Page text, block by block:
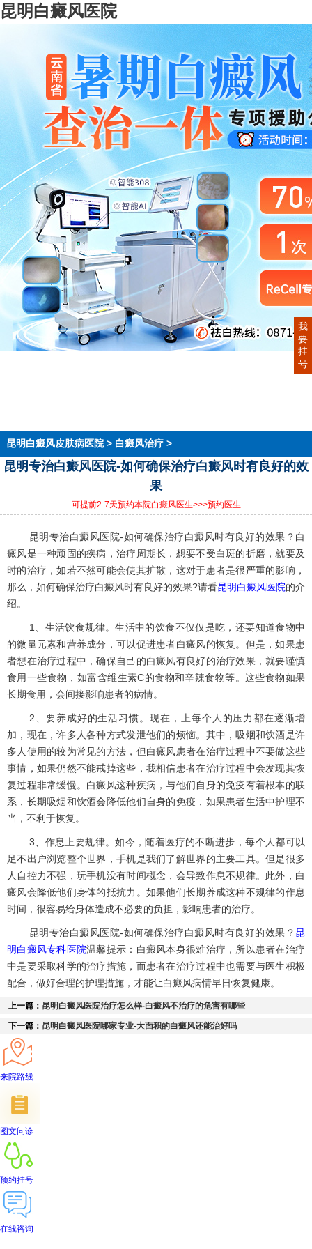
昆明白癜风医院
昆明白癜风皮肤病医院> 白癜风治疗>
昆明专治白癜风医院-如何确保治疗白癜风时有良好的效
果
可提前2-7天预约本院白癜风医生>>>预约医生
昆明专治白癜风医院-如何确保治疗白癜风时有良好的效果？白
癜风是一种顽固的疾病，治疗周期长，想要不受白斑的折磨，就要及
时的治疗，如若不然可能会使其扩散，这对于患者是很严重的影响，
那么，如何确保治疗白癜风时有良好的效果?请看昆明白癜风医院的介
绍。
1、生活饮食规律。生活中的饮食不仅仅是吃，还要知道食物中
的微量元素和营养成分，可以促进患者白癜风的恢复。但是，如果患
者想在治疗过程中，确保自己的白癜风有良好的治疗效果，就要谨慎
食用一些食物，如富含维生素C的食物和辛辣食物等。这些食物如果
长期食用，会间接影响患者的病情。
2、要养成好的生活习惯。现在，上每个人的压力都在逐渐增
加，现在，许多人各种方式发泄他们的烦恼。其中，吸烟和饮酒是许
多人使用的较为常见的方法，但白癜风患者在治疗过程中不要做这些
事情，如果仍然不能戒掉这些，我相信患者在治疗过程中会发现其恢
复过程非常缓慢。白癜风这种疾病，与他们自身的免疫有着根本的联
系，长期吸烟和饮酒会降低他们自身的免疫，如果患者生活中护理不
当，不利于恢复。
3、作息上要规律。如今，随着医疗的不断进步，每个人都可以
足不出户浏览整个世界，手机是我们了解世界的主要工具。但是很多
人自控力不强，玩手机没有时间概念，会导致作息不规律。此外，白
癜风会降低他们身体的抵抗力。如果他们长期养成这种不规律的作息
时间，很容易给身体造成不必要的负担，影响患者的治疗。
昆明专治白癜风医院-如何确保治疗白癜风时有良好的效果？ 昆
明白癜风专科医院温馨提示：白癜风本身很难治疗，所以患者在治疗
中是要采取科学的治疗措施，而患者在治疗过程中也需要与医生积极
配合，做好合理的护理措施，才能让白癜风病情早日恢复健康。
上一篇： 昆明白癜风医院治疗怎么样-白癜风不治疗的危害有哪些
下一篇： 昆明白癜风医院哪家专业-大面积的白癜风还能治好吗
来院路线
图文问诊
预约挂号
在线咨询
我
要
挂
号